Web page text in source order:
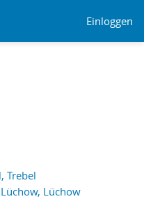
Einloggen
Trebel
Lüchow